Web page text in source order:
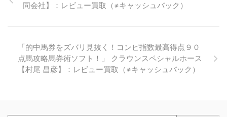
同会社】：レビュー買取（≠キャッシュバック）
「的中馬券をズバリ見抜く！コンピ指数最高得点９０
点馬攻略馬券術ソフト！」 クラウンスペシャルホース
【村尾 昌彦】：レビュー買取（≠キャッシュバック）